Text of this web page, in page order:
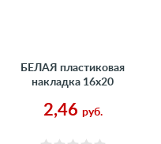
БЕЛАЯ пластиковая
накладка 16х20
2,46 руб.